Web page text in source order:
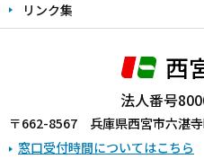
リンク集
西
法人番号
〒662-8567 兵庫県西宮市六湛寺
窓口受付時間についてはこちら